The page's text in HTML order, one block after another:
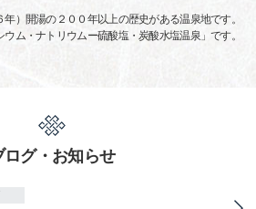
）開湯の２００年以上の歴史がある温泉地です。
ム・ナトリウムー硫酸塩・炭酸水塩温泉」です。
ログ・お知らせ